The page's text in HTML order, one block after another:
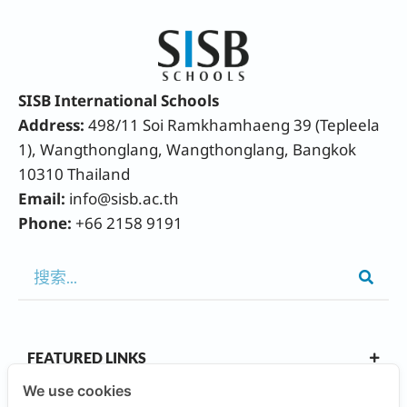
SISB International Schools
Address:498/11 Soi Ramkhamhaeng 39 (Tepleela
1), Wangthonglang, Wangthonglang, Bangkok
10310 Thailand
Email: info@sisb.ac.th
Phone: +66 2158 9191
FEATURED LINKS
We use cookies